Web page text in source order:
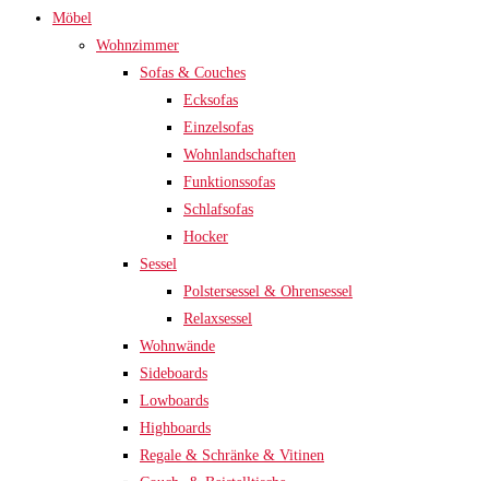
Möbel
Wohnzimmer
Sofas & Couches
Ecksofas
Einzelsofas
Wohnlandschaften
Funktionssofas
Schlafsofas
Hocker
Sessel
Polstersessel & Ohrensessel
Relaxsessel
Wohnwände
Sideboards
Lowboards
Highboards
Regale & Schränke & Vitinen